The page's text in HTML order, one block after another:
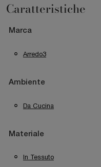
Caratteristiche
Marca
Arredo3
Ambiente
Da Cucina
Materiale
In Tessuto